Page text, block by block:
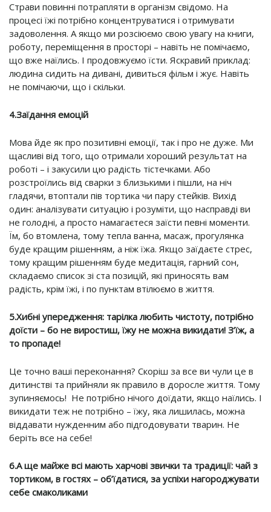
Страви повинні потрапляти в організм свідомо. На
процесі їжі потрібно концентруватися і отримувати
задоволення. А якщо ми розсіюємо свою увагу на книги,
роботу, переміщення в просторі – навіть не помічаємо,
що вже наїлись. І продовжуємо їсти. Яскравий приклад:
людина сидить на дивані, дивиться фільм і жує. Навіть
не помічаючи, що і скільки.
4.Заїдання емоцій
Мова йде як про позитивні емоції, так і про не дуже. Ми
щасливі від того, що отримали хороший результат на
роботі – і закусили цю радість тістечками. Або
розстроїлись від сварки з близькими і пішли, на ніч
гладячи, втоптали пів тортика чи пару стейків. Вихід
один: аналізувати ситуацію і розуміти, що насправді ви
не голодні, а просто намагаєтеся заїсти певні моменти.
Їм, бо втомлена, тому тепла ванна, масаж, прогулянка
буде кращим рішенням, а ніж їжа. Якщо заїдаєте стрес,
тому кращим рішенням буде медитація, гарний сон,
складаємо список зі ста позицій, які приносять вам
радість, крім їжі, і по пунктам втілюємо в життя.
5.Хибні упередження: тарілка любить чистоту, потрібно
доїсти – бо не виростиш, їжу не можна викидати! З’їж, а
то пропаде!
Це точно ваші переконання? Скоріш за все ви чули це в
дитинстві та прийняли як правило в доросле життя. Тому
зупиняємось! Не потрібно нічого доїдати, якщо наїлись. І
викидати теж не потрібно – їжу, яка лишилась, можна
віддавати нужденним або підгодовувати тварин. Не
беріть все на себе!
6.А ще майже всі мають харчові звички та традиції: чай з
тортиком, в гостях – об’їдатися, за успіхи нагороджувати
себе смаколиками